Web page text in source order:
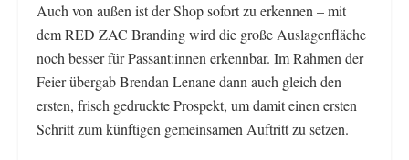
Auch von außen ist der Shop sofort zu erkennen – mit
dem RED ZAC Branding wird die große Auslagenfläche
noch besser für Passant:innen erkennbar. Im Rahmen der
Feier übergab Brendan Lenane dann auch gleich den
ersten, frisch gedruckte Prospekt, um damit einen ersten
Schritt zum künftigen gemeinsamen Auftritt zu setzen.